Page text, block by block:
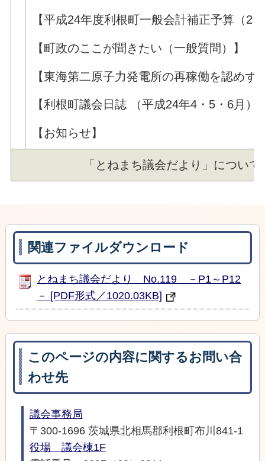
【平成24年度利根町一般会計補正予算（2
【町政のここが聞きたい（一般質問）】
【東海第二原子力発電所の
【利根町議会日誌 （平成24年4・5・6月
【お知らせ】
「とねまち議会だより」につい
関連ファイルダウンロード
とねまち議会だより No.119 －P1～P12
－ [PDF形式／1020.03KB]
このページの内容に関するお問い合
わせ先
議会事務局
〒300-1696 茨城県北相馬郡利根町布川841-1
役場 議会棟1F